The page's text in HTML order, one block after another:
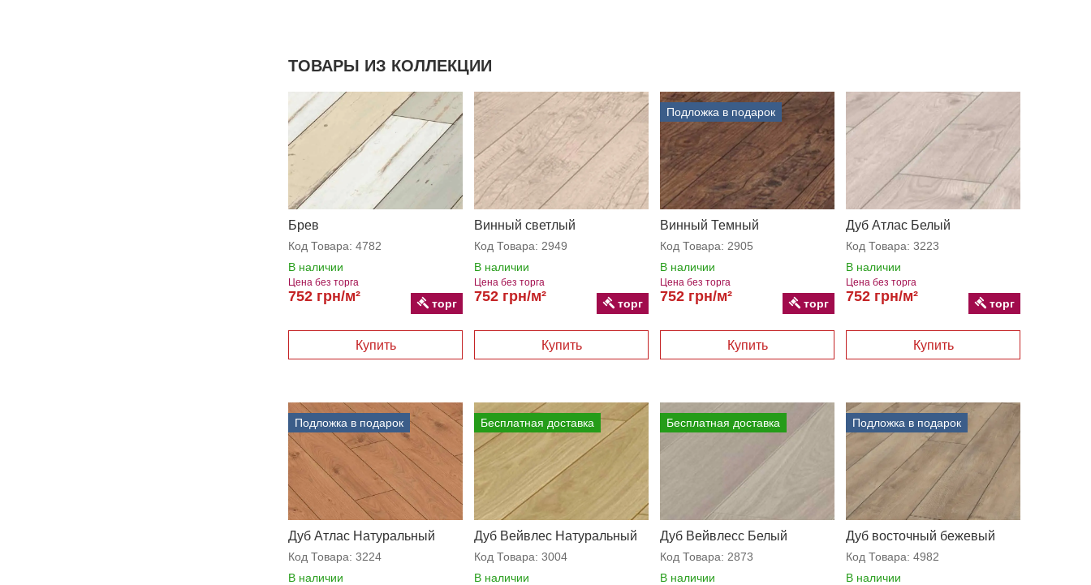
ТОВАРЫ ИЗ КОЛЛЕКЦИИ
Брев
Код Товара: 4782
В наличии
Цена без торга
752 грн/м² торг
Винный светлый
Код Товара: 2949
В наличии
Цена без торга
752 грн/м² торг
Подложка в подарок
Винный Темный
Код Товара: 2905
В наличии
Цена без торга
752 грн/м² торг
Дуб Атлас Белый
Код Товара: 3223
В наличии
Цена без торга
752 грн/м² торг
Подложка в подарок
Дуб Атлас Натуральный
Код Товара: 3224
В наличии
Бесплатная доставка
Дуб Вейвлес Натуральный
Код Товара: 3004
В наличии
Бесплатная доставка
Дуб Вейвлесс Белый
Код Товара: 2873
В наличии
Подложка в подарок
Дуб восточный бежевый
Код Товара: 4982
В наличии